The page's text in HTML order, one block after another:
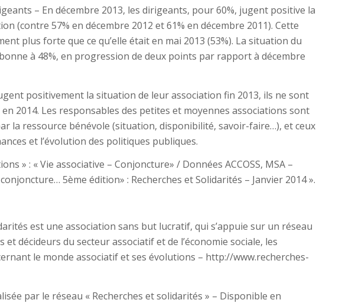
– En décembre 2013, les dirigeants, pour 60%, jugent positive la
(contre 57% en décembre 2012 et 61% en décembre 2011). Cette
plus forte que ce qu’elle était en mai 2013 (53%). La situation du
à 48%, en progression de deux points par rapport à décembre
positivement la situation de leur association fin 2013, ils ne sont
2014. Les responsables des petites et moyennes associations sont
la ressource bénévole (situation, disponibilité, savoir-faire…), et ceux
et l’évolution des politiques publiques.
» : « Vie associative – Conjoncture» / Données ACCOSS, MSA –
5ème édition» : Recherches et Solidarités – Janvier 2014 ».
est une association sans but lucratif, qui s’appuie sur un réseau
décideurs du secteur associatif et de l’économie sociale, les
le monde associatif et ses évolutions – http://www.recherches-
par le réseau « Recherches et solidarités » – Disponible en